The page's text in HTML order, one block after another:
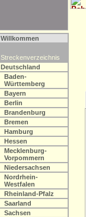
Willkommen
Streckenverzeichnis
Deutschland
Baden-
Württemberg
Bayern
Berlin
Brandenburg
Bremen
Hamburg
Hessen
Mecklenburg-
Vorpommern
Niedersachsen
Nordrhein-
Westfalen
Rheinland-Pfalz
Saarland
Sachsen